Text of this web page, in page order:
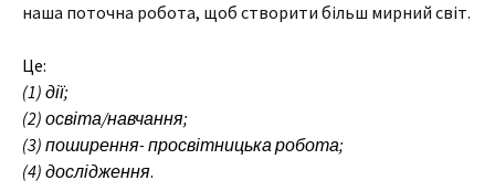
наша поточна робота, щоб створити більш мирний світ.
Це:
(1) дії;
(2) освіта/навчання;
(3) поширення- просвітницька робота;
(4) дослідження.